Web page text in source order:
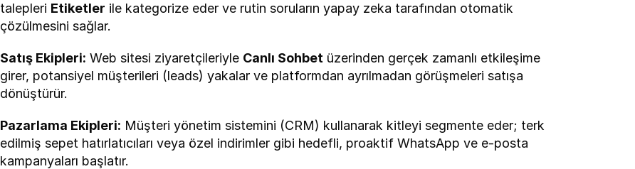
talepleri Etiketler ile kategorize eder ve rutin soruların yapay zeka tarafından otomatik
çözülmesini sağlar.
Satış Ekipleri: Web sitesi ziyaretçileriyle Canlı Sohbet üzerinden gerçek zamanlı etkileşime
girer, potansiyel müşterileri (leads) yakalar ve platformdan ayrılmadan görüşmeleri satışa
dönüştürür.
Pazarlama Ekipleri: Müşteri yönetim sistemini (CRM) kullanarak kitleyi segmente eder; terk
edilmiş sepet hatırlatıcıları veya özel indirimler gibi hedefli, proaktif WhatsApp ve e-posta
kampanyaları başlatır.